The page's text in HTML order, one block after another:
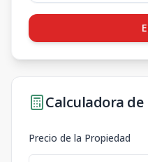
Calculadora de
Precio de la Propiedad